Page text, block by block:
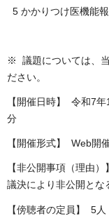
5 かかりつけ医機能
※ 議題については、
ださい。
【開催日時】 令和7
分
【開催形式】 Web開
【非公開事項（理由
議決により非公開とな
【傍聴者の定員】 5人